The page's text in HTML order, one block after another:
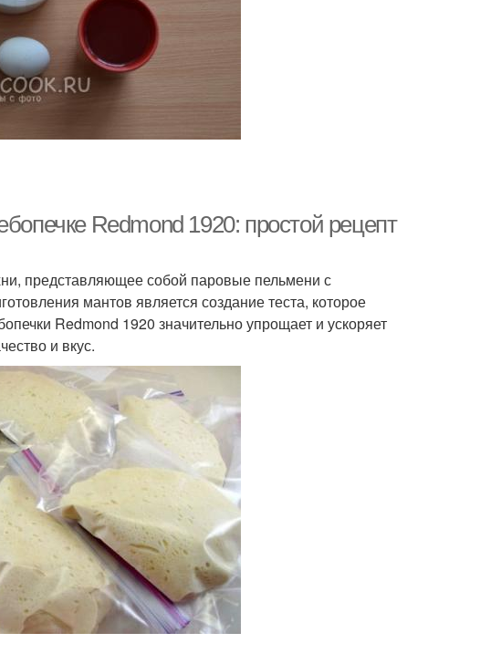
Redmond 1920: простой рецепт
представляющее собой паровые пельмени с
мантов является создание теста, которое
Redmond 1920 значительно упрощает и ускоряет
и вкус.